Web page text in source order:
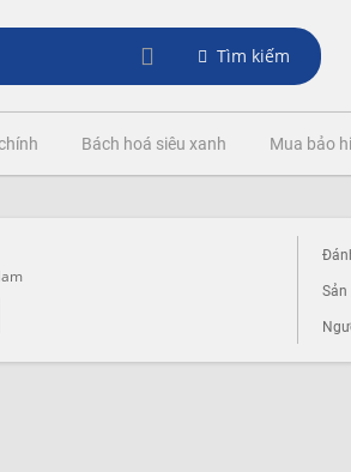
Tìm kiếm
Bách hoá siêu xanh Mua bảo
Sản